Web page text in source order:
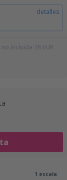
detalles
incluida 28 EUR
1 escala